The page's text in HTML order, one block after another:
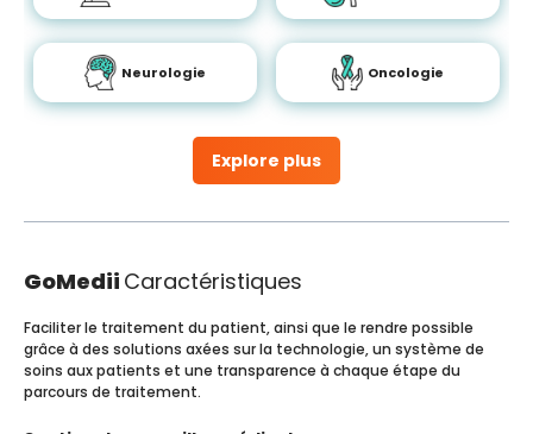
Explore plus
Neurologie Oncologie
GoMedii Caractéristiques
Faciliter le traitement du patient, ainsi que le rendre possible
grâce à des solutions axées sur la technologie, un système de
soins aux patients et une transparence à chaque étape du
parcours de traitement.